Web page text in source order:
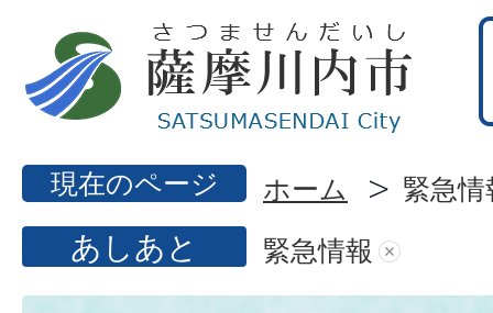
現在のページ ホーム 緊急情
あしあと 緊急情報